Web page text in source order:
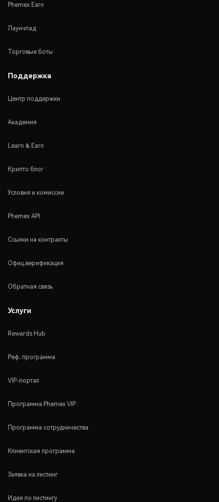
Phemex Earn
Лаунчпад
Торговые боты
Поддержка
Центр поддержки
Академия
Learn & Earn
Крипто блог
Условия и комиссии
Phemex API
Ссылки на контракты
Офиц.верификация
Обратная связь
Услуги
Rewards Hub
Реф. программа
VIP-портал
Программа Phemex VIP
Программа сотрудничества
Клиентская программа
Заявка на листинг
Идея по листингу